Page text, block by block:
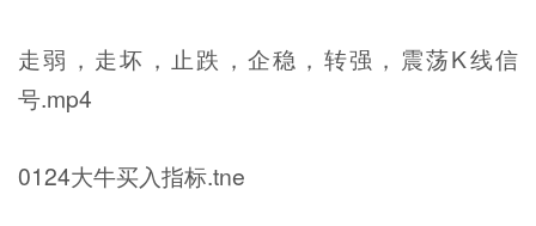
走弱，走坏，止跌，企稳，转强，震荡K线信
号.mp4
0124大牛买入指标.tne